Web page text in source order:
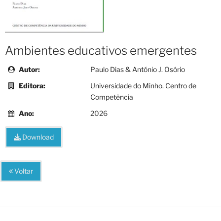
Ambientes educativos emergentes
Autor:
Paulo Dias & António J. Osório
Editora:
Universidade do Minho. Centro de
Competência
Ano:
2026
Download
Voltar